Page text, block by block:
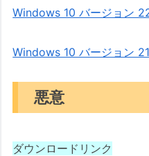
Windows 10 バージョン
Windows 10 バージョン
悪意
ダウンロードリンク